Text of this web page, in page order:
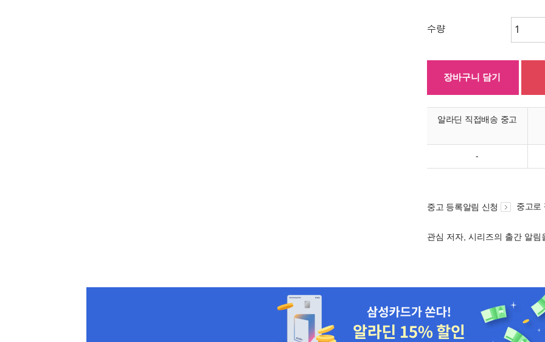
수량
장바구니 담기
알라딘 직접배송 중고
-
중고 등록알림 신청 중고로
관심 저자, 시리즈의 출간 알림